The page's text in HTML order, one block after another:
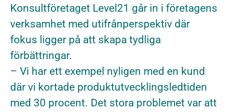
Konsultföretaget Level21 går in i företagens
verksamhet med utifrånperspektiv där
fokus ligger på att skapa tydliga
förbättringar.
– Vi har ett exempel nyligen med en kund
där vi kortade produktutvecklingsledtiden
med 30 procent. Det stora problemet var att